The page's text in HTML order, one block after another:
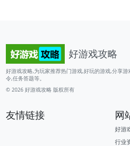
好游戏攻略
好游戏攻略,为玩家推荐热门游戏,好玩的游戏,分享
令,任务答题等。
© 2026 好游戏攻略 版权所有
友情链接 网
好游
行业